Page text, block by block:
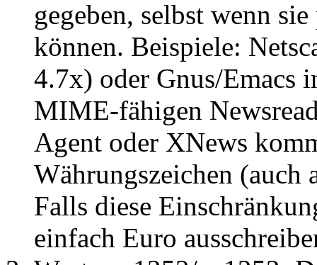
gegeben, selbst wenn
können. Beispiele:
4.7x) oder Gnus/Emacs
MIME-fähigen
Agent oder XNews
Währungszeichen (auch
Falls diese
einfach Euro